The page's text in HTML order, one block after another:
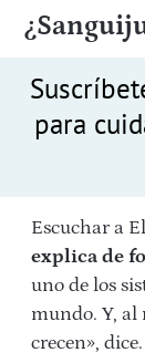
para
Escuchar a
explica de
uno de los
mundo. Y, al
crecen», dice.